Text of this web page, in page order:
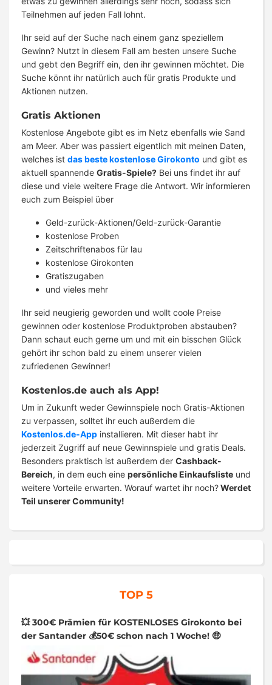
Teilnehmen auf jeden Fall lohnt.
Ihr seid auf der Suche nach einem ganz speziellem
Gewinn? Nutzt in diesem Fall am besten unsere Suche
und gebt den Begriff ein, den ihr gewinnen möchtet. Die
Suche könnt ihr natürlich auch für gratis Produkte und
Aktionen nutzen.
Gratis Aktionen
Kostenlose Angebote gibt es im Netz ebenfalls wie Sand
am Meer. Aber was passiert eigentlich mit meinen Daten,
welches ist das beste kostenlose Girokonto und gibt es
aktuell spannende Gratis-Spiele? Bei uns findet ihr auf
diese und viele weitere Frage die Antwort. Wir informieren
euch zum Beispiel über
Geld-zurück-Aktionen/Geld-zurück-Garantie
kostenlose Proben
Zeitschriftenabos für lau
kostenlose Girokonten
Gratiszugaben
und vieles mehr
Ihr seid neugierig geworden und wollt coole Preise
gewinnen oder kostenlose Produktproben abstauben?
Dann schaut euch gerne um und mit ein bisschen Glück
gehört ihr schon bald zu einem unserer vielen
zufriedenen Gewinner!
Kostenlos.de auch als App!
Um in Zukunft weder Gewinnspiele noch Gratis-Aktionen
zu verpassen, solltet ihr euch außerdem die
Kostenlos.de-App installieren. Mit dieser habt ihr
jederzeit Zugriff auf neue Gewinnspiele und gratis Deals.
Besonders praktisch ist außerdem der Cashback-
Bereich, in dem euch eine persönliche Einkaufsliste und
weitere Vorteile erwarten. Worauf wartet ihr noch?Werdet
Teil unserer Community!
TOP 5
💥 300€ Prämien für KOSTENLOSES Girokonto bei
der Santander 💰50€ schon nach 1 Woche! 🤑